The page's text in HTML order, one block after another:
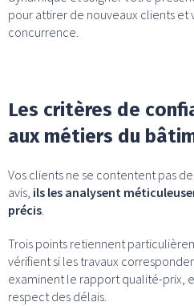
pour attirer de nouveaux clients et
concurrence.
Les critères de
aux métiers du
Vos clients ne se contentent pas
avis, ils les analysent
précis.
Trois points retiennent
vérifient si les travaux
examinent le rapport qualité-prix,
respect des délais.